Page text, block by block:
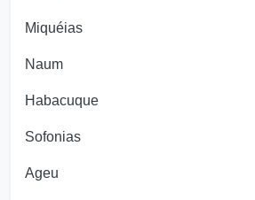
Miquéias
Naum
Habacuque
Sofonias
Ageu